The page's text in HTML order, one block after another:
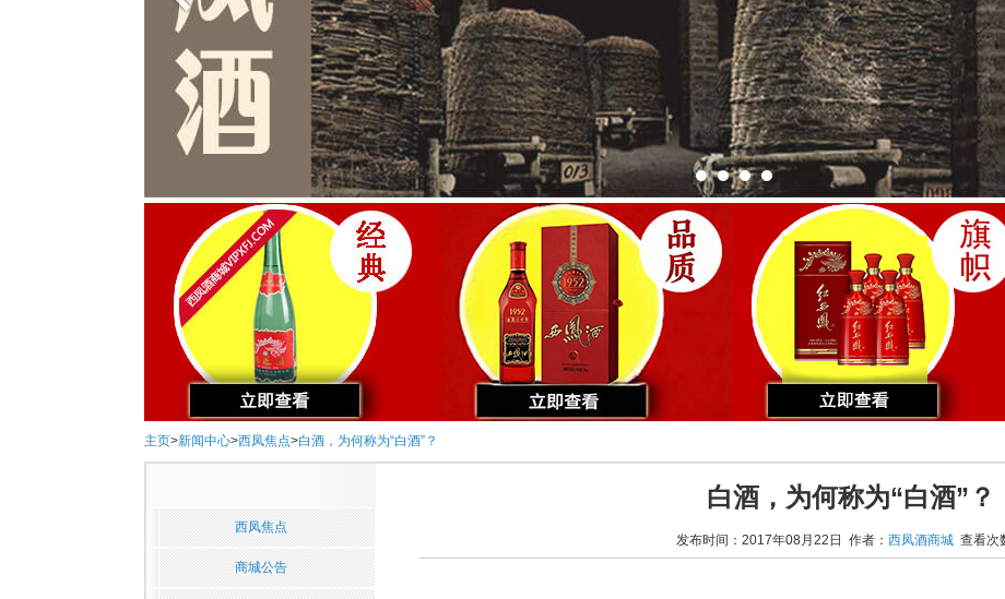
主页>新闻中心>西凤焦点>白酒，为何称为“白酒”？
西凤焦点
商城公告
白酒，为何称为“白酒”？
发布时间：2017年08月22日 作者： 西凤酒商城 查看次